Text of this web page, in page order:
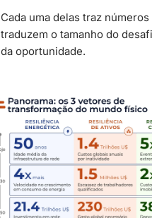
Cada uma delas traz números
traduzem o tamanho do
da oportunidade.